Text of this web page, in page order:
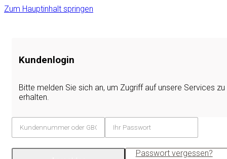
Zum Hauptinhalt springen
Kundenlogin
Bitte melden Sie sich an, um Zugriff auf unsere Services zu
erhalten.
Passwort vergessen?